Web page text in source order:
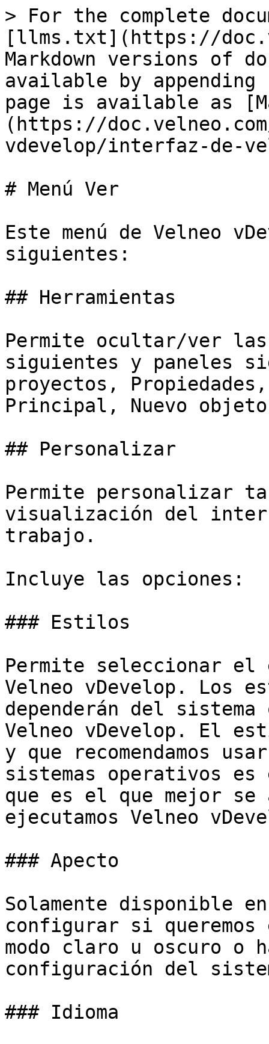
> For the complete
[llms.txt](https://
Markdown versions of
available by
page is available as
(https://
vdevelop/interfaz-de-
# Menú Ver
Este menú de Velneo
siguientes:
## Herramientas
Permite ocultar/ver
siguientes y paneles
proyectos,
Principal, Nuevo
## Personalizar
Permite personalizar
visualización del
trabajo.
Incluye las opciones:
### Estilos
Permite seleccionar
Velneo vDevelop. Los
dependerán del
Velneo vDevelop. El
y que recomendamos
sistemas operativos
que es el que mejor se
ejecutamos Velneo
### Apecto
Solamente disponible
configurar si queremos
modo claro u oscuro o
configuración del
### Idioma